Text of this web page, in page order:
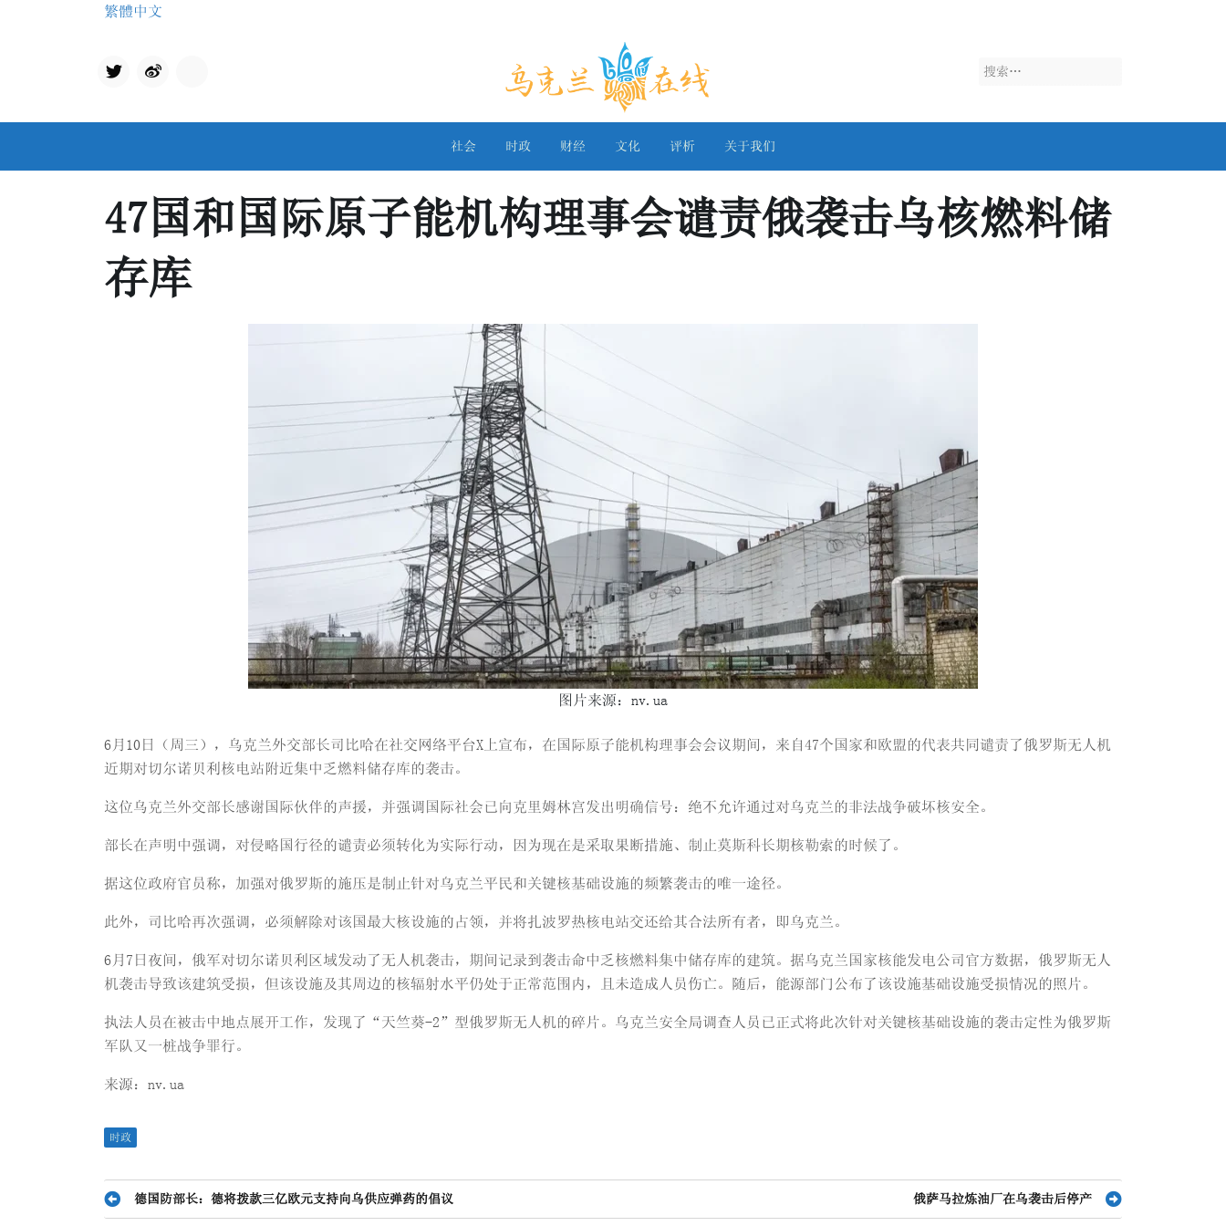
繁體中文
Twit
乌克兰在线
搜
社会 时政 财经 文化 评析 关于我们
47国和国际原子能机构理事会谴责俄袭击乌核燃料储
存库
图片来源：nv.ua
6月10日（周三），乌克兰外交部长司比哈在社交网络平台X上宣布，在国际原子能机构理事会会议期间，来自47个国家和欧盟的代表共同谴责了俄罗斯无人机
近期对切尔诺贝利核电站附近集中乏燃料储存库的袭击。
这位乌克兰外交部长感谢国际伙伴的声援，并强调国际社会已向克里姆林宫发出明确信号：绝不允许通过对乌克兰的非法战争破坏核安全。
部长在声明中强调，对侵略国行径的谴责必须转化为实际行动，因为现在是采取果断措施、制止莫斯科长期核勒索的时候了。
据这位政府官员称，加强对俄罗斯的施压是制止针对乌克兰平民和关键核基础设施的频繁袭击的唯一途径。
此外，司比哈再次强调，必须解除对该国最大核设施的占领，并将扎波罗热核电站交还给其合法所有者，即乌克兰。
6月7日夜间，俄军对切尔诺贝利区域发动了无人机袭击，期间记录到袭击命中乏核燃料集中储存库的建筑。据乌克兰国家核能发电公司官方数据，俄罗斯无人
机袭击导致该建筑受损，但该设施及其周边的核辐射水平仍处于正常范围内，且未造成人员伤亡。随后，能源部门公布了该设施基础设施受损情况的照片。
执法人员在被击中地点展开工作，发现了“天竺葵-2”型俄罗斯无人机的碎片。乌克兰安全局调查人员已正式将此次针对关键核基础设施的袭击定性为俄罗斯
军队又一桩战争罪行。
来源：nv.ua
时政
文
德国防部长：德将拨款三亿欧元支持向乌供应弹药的倡议 俄萨马拉炼油厂在乌袭击后停产